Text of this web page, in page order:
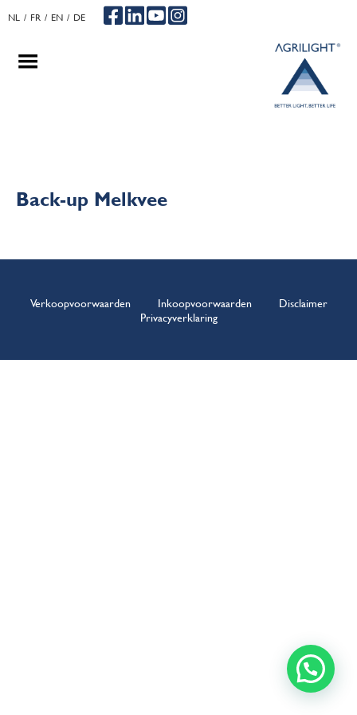
NL FR EN DE
Back-up Melkvee
Verkoopvoorwaarden Inkoopvoorwaarden
Disclaimer
Privacyverklaring